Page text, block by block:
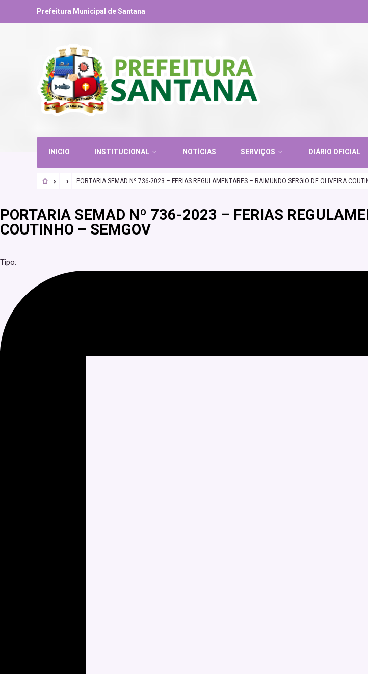
Prefeitura Municipal de Santana
INICIO INSTITUCIONAL NOTÍCIAS SERVIÇOS DIÁRIO OFICIAL
PORTARIA SEMAD Nº 736-2023 – FERIAS REGULAMENTARES – RAIMUNDO SERGIO DE OLIVEIRA
PORTARIA SEMAD Nº 736-2023 – FERIAS
COUTINHO – SEMGOV
Tipo: